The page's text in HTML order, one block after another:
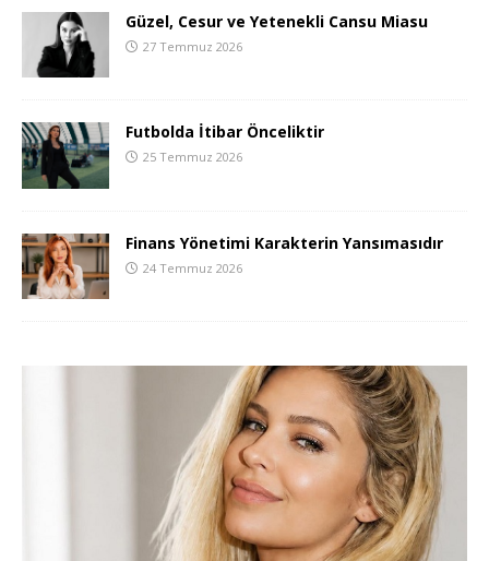
Güzel, Cesur ve Yetenekli Cansu Miasu
27 Temmuz 2026
Futbolda İtibar Önceliktir
25 Temmuz 2026
Finans Yönetimi Karakterin Yansımasıdır
24 Temmuz 2026